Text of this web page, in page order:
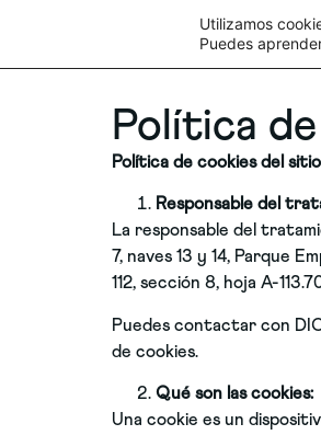
Política
Política de cookies del sitio
Responsable del
La responsable del
7, naves 13 y 14, Parque
112, sección 8, hoja A-
Puedes contactar con
de cookies.
Qué son las cookies:
Una cookie es un
Utilizamos
Puedes